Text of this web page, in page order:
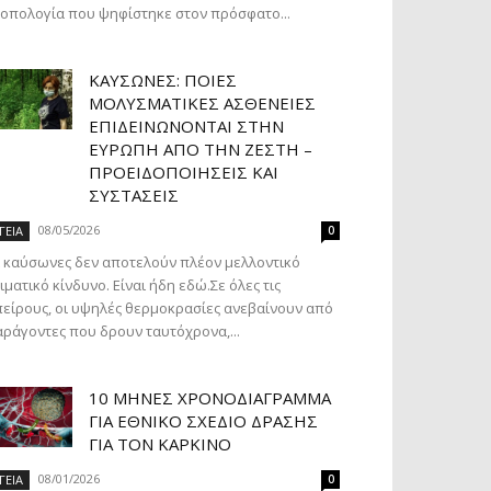
που ψηφίστηκε στον πρόσφατο...
ΚΑΎΣΩΝΕΣ: ΠΟΙΕΣ
ΜΟΛΥΣΜΑΤΙΚΈΣ ΑΣΘΈΝΕΙΕΣ
ΕΠΙΔΕΙΝΏΝΟΝΤΑΙ ΣΤΗΝ
ΕΥΡΏΠΗ ΑΠΌ ΤΗΝ ΖΈΣΤΗ –
ΠΡΟΕΙΔΟΠΟΙΉΣΕΙΣ ΚΑΙ
ΣΥΣΤΆΣΕΙΣ
08/05/2026 0
καύσωνες δεν αποτελούν πλέον μελλοντικό
κίνδυνο. Είναι ήδη εδώ.Σε όλες τις
οι υψηλές θερμοκρασίες ανεβαίνουν από
που δρουν ταυτόχρονα,...
10 ΜΉΝΕΣ ΧΡΟΝΟΔΙΆΓΡΑΜΜΑ
ΓΙΑ ΕΘΝΙΚΌ ΣΧΈΔΙΟ ΔΡΆΣΗΣ
ΓΙΑ ΤΟΝ ΚΑΡΚΊΝΟ
08/01/2026 0